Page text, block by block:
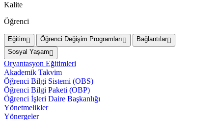
Kalite
Öğrenci
Eğitim Öğrenci Değişim Programları
Bağlantılar
Sosyal Yaşam
Oryantasyon Eğitimleri
Akademik Takvim
Öğrenci Bilgi Sistemi (OBS)
Öğrenci Bilgi Paketi (OBP)
Öğrenci İşleri Daire Başkanlığı
Yönetmelikler
Yönergeler